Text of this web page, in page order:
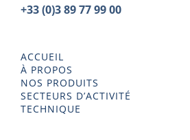
+33 (0)3 89 77 99 00
ACCUEIL
À PROPOS
NOS PRODUITS
SECTEURS D’ACTIVITÉ
TECHNIQUE